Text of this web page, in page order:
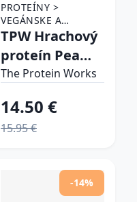
PROTEÍNY >
VEGÁNSKE A
RASTLINNÉ
TPW Hrachový
proteín Pea
Protein 80 bez
The Protein Works
14.50 €
15.95 €
-14%